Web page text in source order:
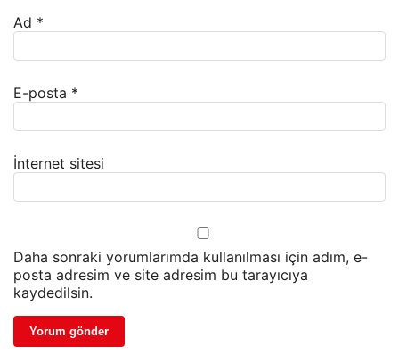
Ad *
E-posta *
İnternet sitesi
Daha sonraki yorumlarımda kullanılması için adım, e-
posta adresim ve site adresim bu tarayıcıya
kaydedilsin.